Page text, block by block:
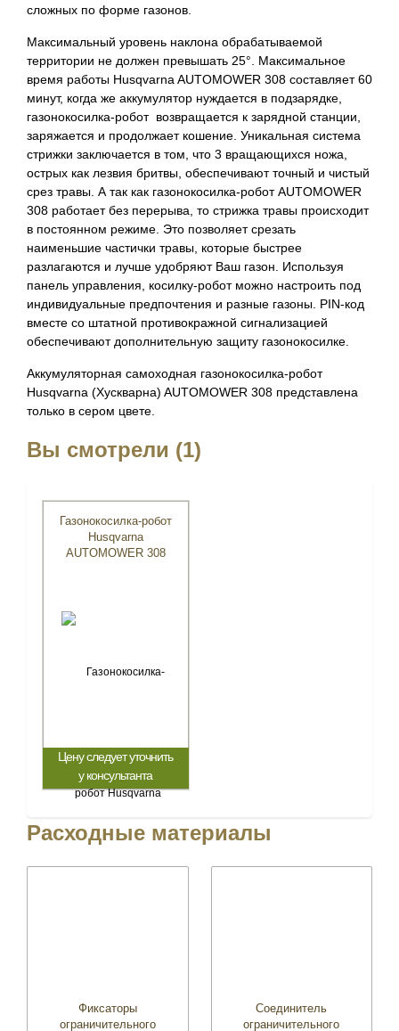
сложных по форме газонов.
Максимальный уровень наклона обрабатываемой
территории не должен превышать 25°. Максимальное
время работы Husqvarna AUTOMOWER 308 составляет 60
минут, когда же аккумулятор нуждается в подзарядке,
газонокосилка-робот возвращается к зарядной станции,
заряжается и продолжает кошение. Уникальная система
стрижки заключается в том, что 3 вращающихся ножа,
острых как лезвия бритвы, обеспечивают точный и чистый
срез травы. А так как газонокосилка-робот AUTOMOWER
308 работает без перерыва, то стрижка травы происходит
в постоянном режиме. Это позволяет срезать
наименьшие частички травы, которые быстрее
разлагаются и лучше удобряют Ваш газон. Используя
панель управления, косилку-робот можно настроить под
индивидуальные предпочтения и разные газоны. PIN-код
вместе со штатной противокражной сигнализацией
обеспечивают дополнительную защиту газонокосилке.
Аккумуляторная самоходная газонокосилка-робот
Husqvarna (Хускварна) AUTOMOWER 308 представлена
только в сером цвете.
Вы смотрели (1)
Газонокосилка-робот
Husqvarna
AUTOMOWER 308
Цену следует уточнить
у консультанта
Расходные материалы
Фиксаторы
ограничительного
Соединитель
ограничительного